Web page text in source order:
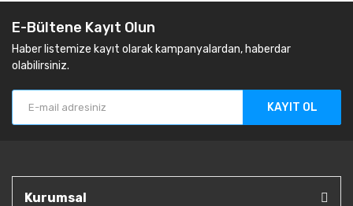
E-Bültene Kayıt Olun
Haber listemize kayıt olarak kampanyalardan, haberdar
olabilirsiniz.
KAYIT OL
Kurumsal